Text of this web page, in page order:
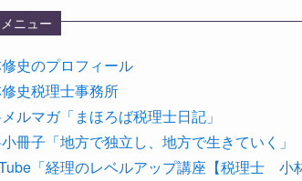
ニュー
史のプロフィール
史税理士事務所
ルマガ「まほろば税理士日記」
冊子「地方で独立し、地方で生きていく」
「経理のレベルアップ講座【税理士 小